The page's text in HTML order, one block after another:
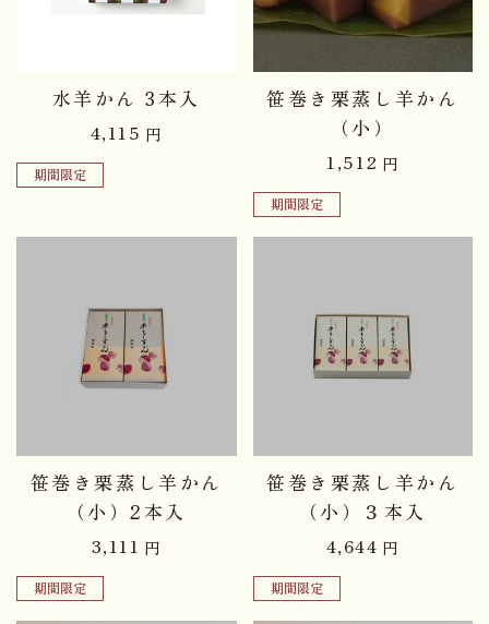
水羊かん 3本入
4,115 円
期間限定
品切れ中
笹巻き栗蒸し羊かん
（小）
1,512 円
期間限定
品切れ中
笹巻き栗蒸し羊かん
（小）2本入
3,111 円
期間限定
品切れ中
笹巻き栗蒸し羊かん
（小）３本入
4,644 円
期間限定